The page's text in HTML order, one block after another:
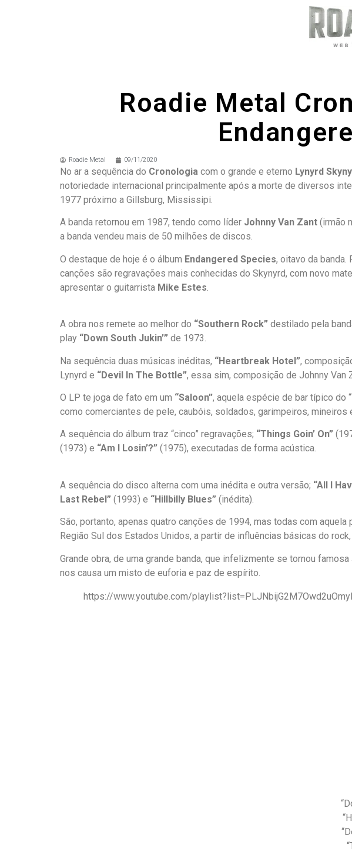
Roadie Metal
Roadie Metal 09/11/2020
No ar a sequência do Cronologia com o grande e eterno Lynyrd
notoriedade internacional principalmente após a morte de diversos
1977 próximo a Gillsburg, Mississipi.
A banda retornou em 1987, tendo como líder Johnny Van Zant (irmão
a banda vendeu mais de 50 milhões de discos.
O destaque de hoje é o álbum Endangered Species, oitavo da
canções são regravações mais conhecidas do Skynyrd, com novo
apresentar o guitarrista Mike Estes.
A obra nos remete ao melhor do “Southern Rock” destilado pela
play “Down South Jukin’” de 1973.
Na sequência duas músicas inéditas, “Heartbreak Hotel”,
Lynyrd e “Devil In The Bottle”, essa sim, composição de Johnny Van
O LP te joga de fato em um “Saloon”, aquela espécie de bar típico do
como comerciantes de pele, caubóis, soldados, garimpeiros, mineiros
A sequência do álbum traz “cinco” regravações; “Things Goin’ On”
(1973) e “Am I Losin’?” (1975), executadas de forma acústica.
A sequência do disco alterna com uma inédita e outra versão; “All I
Last Rebel” (1993) e “Hillbilly Blues” (inédita).
São, portanto, apenas quatro canções de 1994, mas todas com
Região Sul dos Estados Unidos, a partir de influências básicas do
Grande obra, de uma grande banda, que infelizmente se tornou
nos causa um misto de euforia e paz de espírito.
https://www.youtube.com/